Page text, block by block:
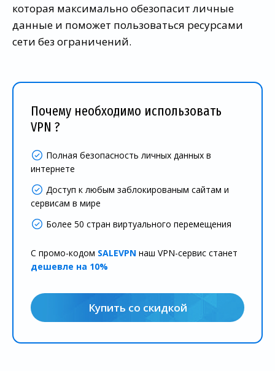
которая максимально обезопасит личные
данные и поможет пользоваться ресурсами
сети без ограничений.
Почему необходимо использовать
VPN ?
Полная безопасность личных данных в
интернете
Доступ к любым заблокированым сайтам и
сервисам в мире
Более 50 стран виртуального перемещения
С промо-кодом SALEVPN наш VPN-сервис станет
дешевле на 10%
Купить со скидкой